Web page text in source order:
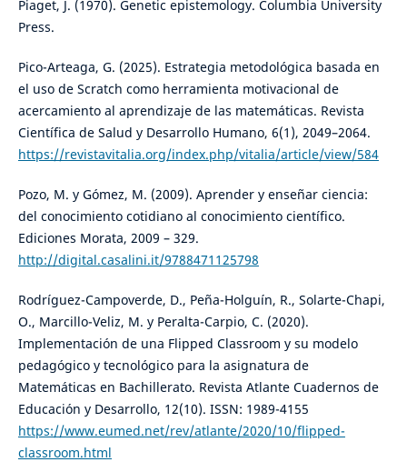
Piaget, J. (1970). Genetic epistemology. Columbia University
Press.
Pico-Arteaga, G. (2025). Estrategia metodológica basada en
el uso de Scratch como herramienta motivacional de
acercamiento al aprendizaje de las matemáticas. Revista
Científica de Salud y Desarrollo Humano, 6(1), 2049–2064.
https://revistavitalia.org/index.php/vitalia/article/view/584
Pozo, M. y Gómez, M. (2009). Aprender y enseñar ciencia:
del conocimiento cotidiano al conocimiento científico.
Ediciones Morata, 2009 – 329.
http://digital.casalini.it/9788471125798
Rodríguez-Campoverde, D., Peña-Holguín, R., Solarte-Chapi,
O., Marcillo-Veliz, M. y Peralta-Carpio, C. (2020).
Implementación de una Flipped Classroom y su modelo
pedagógico y tecnológico para la asignatura de
Matemáticas en Bachillerato. Revista Atlante Cuadernos de
Educación y Desarrollo, 12(10). ISSN: 1989-4155
https://www.eumed.net/rev/atlante/2020/10/flipped-
classroom.html